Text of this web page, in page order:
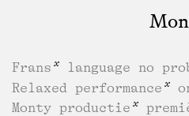
Frans
language no
Relaxed performance
Monty productie